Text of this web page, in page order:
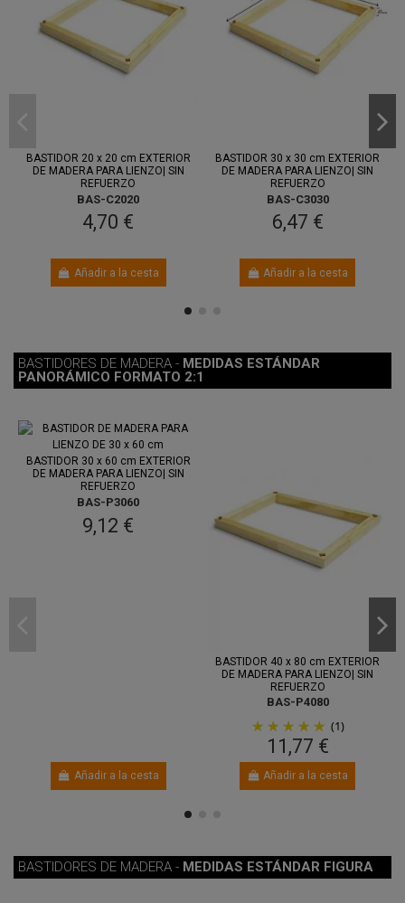
BASTIDOR 20 x 20 cm EXTERIOR
DE MADERA PARA LIENZO| SIN
REFUERZO
BAS-C2020
4,70 €
Añadir a la cesta
BASTIDOR 30 x 30 cm EXTERIOR
DE MADERA PARA LIENZO| SIN
REFUERZO
BAS-C3030
6,47 €
Añadir a la cesta
BASTIDORES DE MADERA - MEDIDAS ESTÁNDAR
PANORÁMICO FORMATO 2:1
Entre 7
ago.y 11 ago.
BASTIDOR 30 x 60 cm EXTERIOR
DE MADERA PARA LIENZO| SIN
REFUERZO
BAS-P3060
9,12 €
Añadir a la cesta
BASTIDOR 40 x 80 cm EXTERIOR
DE MADERA PARA LIENZO| SIN
REFUERZO
BAS-P4080
(1)
11,77 €
Añadir a la cesta
BASTIDORES DE MADERA - MEDIDAS ESTÁNDAR FIGURA